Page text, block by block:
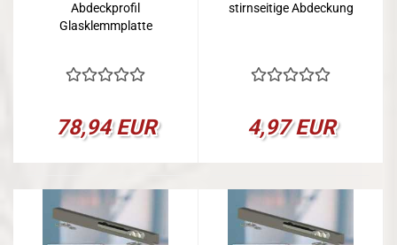
Abdeckprofil
Glasklemmplatte
78,94 EUR
stirnseitige Abdeckung
4,97 EUR